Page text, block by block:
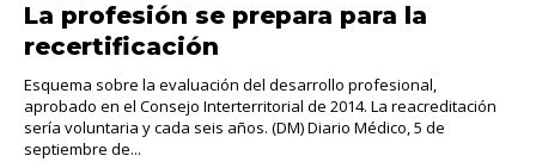
La profesión se prepara para la
recertificación
Esquema sobre la evaluación del desarrollo profesional,
aprobado en el Consejo Interterritorial de 2014. La reacreditación
sería voluntaria y cada seis años. (DM) Diario Médico, 5 de
septiembre de...